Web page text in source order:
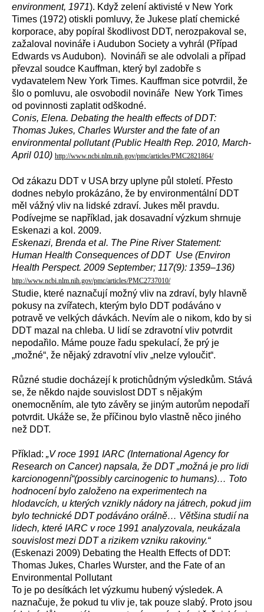
environment, 1971). Když zelení aktivisté v New York
Times (1972) otiskli pomluvy, že Jukese platí chemické
korporace, aby popíral škodlivost DDT, nerozpakoval se,
zažaloval novináře i Audubon Society a vyhrál (Případ
Edwards vs Audubon). Novináři se ale odvolali a případ
převzal soudce Kauffman, který byl zadobře s
vydavatelem New York Times. Kauffman sice potvrdil, že
šlo o pomluvu, ale osvobodil novináře New York Times
od povinnosti zaplatit odškodné.
Conis, Elena. Debating the health effects of DDT:
Thomas Jukes, Charles Wurster and the fate of an
environmental pollutant (Public Health Rep. 2010, March-
April 010) http://www.ncbi.nlm.nih.gov/pmc/articles/PMC2821864/
Od zákazu DDT v USA brzy uplyne půl století. Přesto
dodnes nebylo prokázáno, že by environmentální DDT
měl vážný vliv na lidské zdraví. Jukes měl pravdu.
Podívejme se například, jak dosavadní výzkum shrnuje
Eskenazi a kol. 2009.
Eskenazi, Brenda et al. The Pine River Statement:
Human Health Consequences of DDT Use (Environ
Health Perspect. 2009 September; 117(9): 1359–136)
http://www.ncbi.nlm.nih.gov/pmc/articles/PMC2737010/
Studie, které naznačují možný vliv na zdraví, byly hlavně
pokusy na zvířatech, kterým bylo DDT podáváno v
potravě ve velkých dávkách. Nevím ale o nikom, kdo by si
DDT mazal na chleba. U lidí se zdravotní vliv potvrdit
nepodařilo. Máme pouze řadu spekulací, že prý je
„možné“, že nějaký zdravotní vliv „nelze vyloučit“.
Různé studie docházejí k protichůdným výsledkům. Stává
se, že někdo najde souvislost DDT s nějakým
onemocněním, ale tyto závěry se jiným autorům nepodaří
potvrdit. Ukáže se, že příčinou bylo vlastně něco jiného
než DDT.
Příklad: „V roce 1991 IARC (International Agency for
Research on Cancer) napsala, že DDT „možná je pro lidi
karcionogenní“(possibly carcinogenic to humans)… Toto
hodnocení bylo založeno na experimentech na
hlodavcích, u kterých vznikly nádory na játrech, pokud jim
bylo technické DDT podáváno orálně… Většina studií na
lidech, které IARC v roce 1991 analyzovala, neukázala
souvislost mezi DDT a rizikem vzniku rakoviny.“
(Eskenazi 2009) Debating the Health Effects of DDT:
Thomas Jukes, Charles Wurster, and the Fate of an
Environmental Pollutant
To je po desítkách let výzkumu hubený výsledek. A
naznačuje, že pokud tu vliv je, tak pouze slabý. Proto jsou